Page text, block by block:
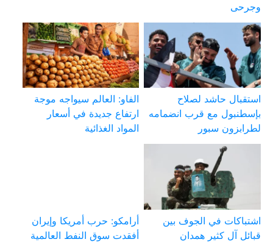
وجرحى
استقبال حاشد لصلاح
بإسطنبول مع قرب انضمامه
لطرابزون سبور
الفاو: العالم سيواجه موجة
ارتفاع جديدة في أسعار
المواد الغذائية
اشتباكات في الجوف بين
قبائل آل كثير همدان
أرامكو: حرب أمريكا وإيران
أفقدت سوق النفط العالمية